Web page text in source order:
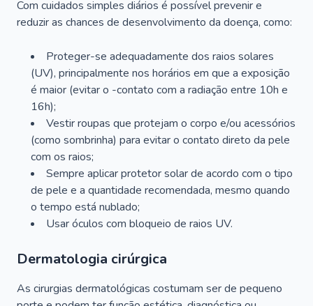
Com cuidados simples diários é possível prevenir e
reduzir as chances de desenvolvimento da doença, como:
Proteger-se adequadamente dos raios solares
(UV), principalmente nos horários em que a exposição
é maior (evitar o -contato com a radiação entre 10h e
16h);
Vestir roupas que protejam o corpo e/ou acessórios
(como sombrinha) para evitar o contato direto da pele
com os raios;
Sempre aplicar protetor solar de acordo com o tipo
de pele e a quantidade recomendada, mesmo quando
o tempo está nublado;
Usar óculos com bloqueio de raios UV.
Dermatologia cirúrgica
As cirurgias dermatológicas costumam ser de pequeno